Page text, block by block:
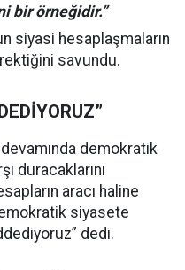
bir örneğidir.”
siyasi hesaplaşmaların
savundu.
devamında demokratik
duracaklarını
aracı haline
siyasete
dedi.